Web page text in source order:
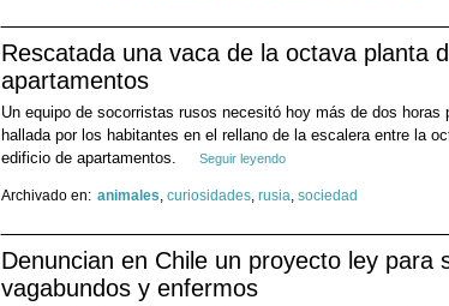
Rescatada una vaca de la octava planta
apartamentos
Un equipo de socorristas rusos necesitó hoy más de dos horas
hallada por los habitantes en el rellano de la escalera entre la
edificio de apartamentos.
Seguir leyendo
Archivado en: animales, curiosidades, rusia, sociedad
Denuncian en Chile un proyecto ley para
vagabundos y enfermos